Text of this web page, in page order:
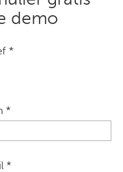
demo
*
*
*